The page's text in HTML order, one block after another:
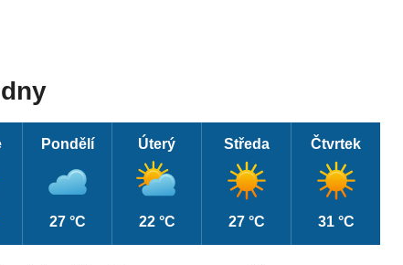
Pondělí
27 °C
Úterý
22 °C
Středa
27 °C
Čtvrtek
31 °C